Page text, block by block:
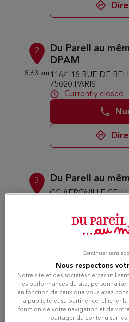
2
8.63 km
Du Pareil au
DPAM
116/118 RUE DE
75020 PARIS
Currently closed
3 Du Pareil au
CC AEROVILLE
Currently closed
Du Pareil au
Nous respectons
Notre site et des sociétés tierces
les performances du site,
en fonction de ceux que vous avez
la publicité et sa pertinence, afficher
fonction de votre navigation et de
partager du contenu sur les
Continuer sans